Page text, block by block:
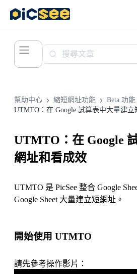
幫助中心 縮短網址功能
Beta 功能
UTMTO：在 Google 試算表中大量建
UTMTO：在 Google
網址和看成效
UTMTO 是 PicSee 整合 Google
Google Sheet 大量建立短網址。
開始使用 UTMTO
請先參考操作影片：